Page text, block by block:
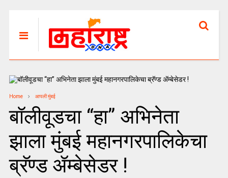
Home आपली मुंबई
बॉलीवूडचा “हा” अभिनेता
झाला मुंबई महानगरपालिकेचा
ब्रॅण्ड ॲम्बेसेडर !